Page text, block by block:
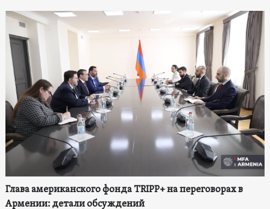
Глава американского фонда TRIPP+ на переговорах в
Армении: детали обсуждений